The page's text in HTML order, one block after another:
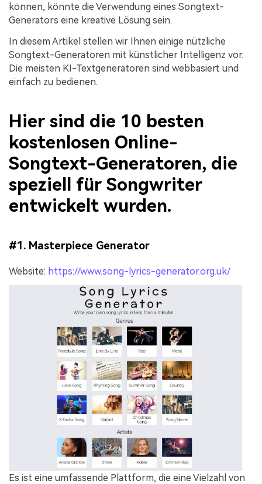
können, könnte die Verwendung eines Songtext-
Generators eine kreative Lösung sein.
In diesem Artikel stellen wir Ihnen einige nützliche
Songtext-Generatoren mit künstlicher Intelligenz vor.
Die meisten KI-Textgeneratoren sind webbasiert und
einfach zu bedienen.
Hier sind die 10 besten
kostenlosen Online-
Songtext-Generatoren, die
speziell für Songwriter
entwickelt wurden.
#1. Masterpiece Generator
Website: https://www.song-lyrics-generator.org.uk/
Es ist eine umfassende Plattform, die eine Vielzahl von